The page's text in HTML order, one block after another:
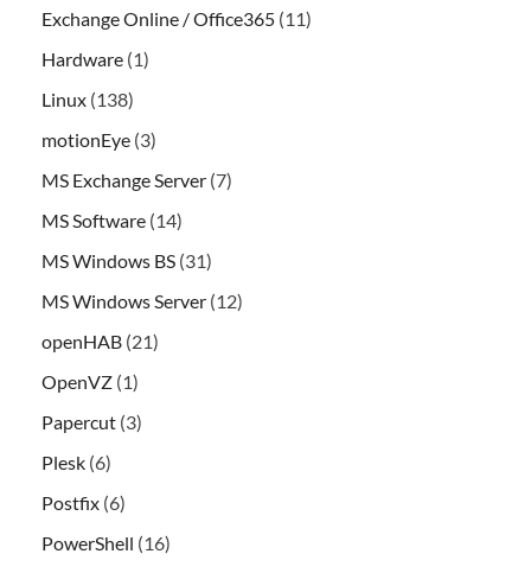
Exchange Online / Office365 (11)
Hardware (1)
Linux (138)
motionEye (3)
MS Exchange Server (7)
MS Software (14)
MS Windows BS (31)
MS Windows Server (12)
openHAB (21)
OpenVZ (1)
Papercut (3)
Plesk (6)
Postfix (6)
PowerShell (16)